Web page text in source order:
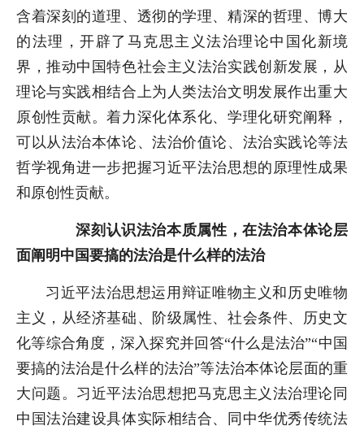
含着深刻的道理、透彻的学理、精深的哲理、博大
的法理，开辟了马克思主义法治理论中国化新境
界，推动中国特色社会主义法治实践创新发展，从
理论与实践相结合上为人类法治文明发展作出重大
原创性贡献。着力深化体系化、学理化研究阐释，
可以从法治本体论、法治价值论、法治实践论等法
哲学视角进一步把握习近平法治思想的原理性成果
和原创性贡献。
深刻认识法治本质属性，在法治本体论层
面阐明中国要搞的法治是什么样的法治
习近平法治思想运用辩证唯物主义和历史唯物
主义，从经济基础、阶级属性、社会条件、历史文
化等综合角度，深入探究并回答“什么是法治”“中国
要搞的法治是什么样的法治”等法治本体论层面的重
大问题。习近平法治思想把马克思主义法治理论同
中国法治建设具体实际相结合、同中华优秀传统法